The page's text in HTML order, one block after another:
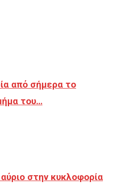
από σήμερα το
του…
στην κυκλοφορία